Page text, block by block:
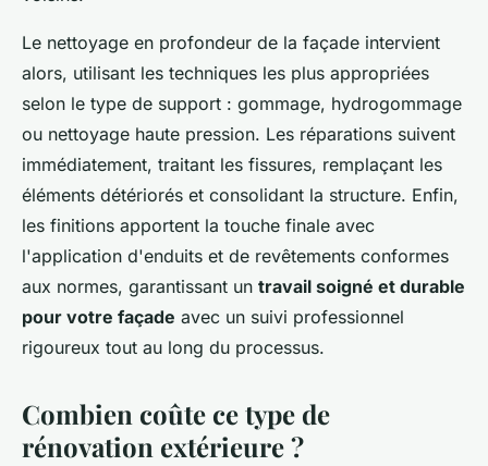
Le nettoyage en profondeur de la façade intervient
alors, utilisant les techniques les plus appropriées
selon le type de support : gommage, hydrogommage
ou nettoyage haute pression. Les réparations suivent
immédiatement, traitant les fissures, remplaçant les
éléments détériorés et consolidant la structure. Enfin,
les finitions apportent la touche finale avec
l'application d'enduits et de revêtements conformes
aux normes, garantissant un travail soigné et durable
pour votre façade avec un suivi professionnel
rigoureux tout au long du processus.
Combien coûte ce type de
rénovation extérieure ?